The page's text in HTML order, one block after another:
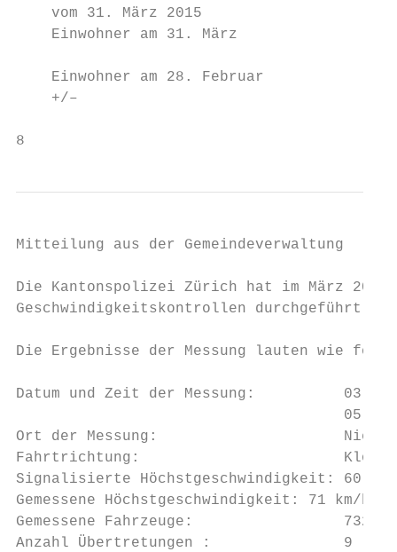
    vom 31. März 2015
Einwohner am 31. März
Einwohner am 28. Februar
+/–
8
Mitteilung aus der Gemeindeverwaltung
Die Kantonspolizei Zürich hat im März 2015
Geschwindigkeitskontrollen durchgeführt.
Die Ergebnisse der Messung lauten wie
Datum und Zeit der Messung:
Ort der Messung:
Fahrtrichtung:                       Kloten
Signalisierte Höchstgeschwindigkeit: 60
Gemessene Höchstgeschwindigkeit: 71 km/h
Gemessene Fahrzeuge:                 7329
Anzahl Übertretungen :               9